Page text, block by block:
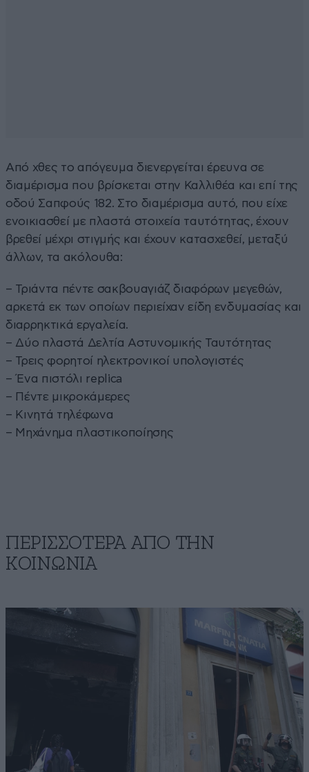
Από χθες το απόγευμα διενεργείται έρευνα σε
διαμέρισμα που βρίσκεται στην Καλλιθέα και επί της
οδού Σαπφούς 182. Στο διαμέρισμα αυτό, που είχε
ενοικιασθεί με πλαστά στοιχεία ταυτότητας, έχουν
βρεθεί μέχρι στιγμής και έχουν κατασχεθεί, μεταξύ
άλλων, τα ακόλουθα:
– Τριάντα πέντε σακβουαγιάζ διαφόρων μεγεθών,
αρκετά εκ των οποίων περιείχαν είδη ενδυμασίας και
διαρρηκτικά εργαλεία.
– Δύο πλαστά Δελτία Αστυνομικής Ταυτότητας
– Τρεις φορητοί ηλεκτρονικοί υπολογιστές
– Ένα πιστόλι replica
– Πέντε μικροκάμερες
– Κινητά τηλέφωνα
– Μηχάνημα πλαστικοποίησης
ΠΕΡΙΣΣΟΤΕΡΑ ΑΠΟ ΤΗΝ
ΚΟΙΝΩΝΙΑ